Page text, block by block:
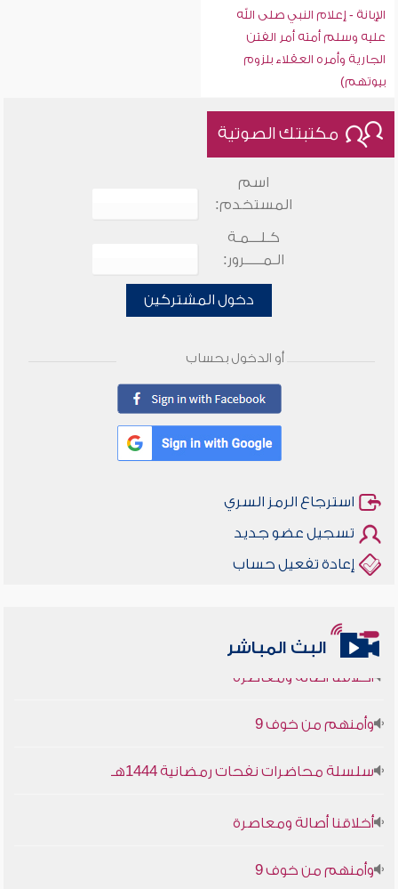
الإبانة - إعلام النبي صلى الله
عليه وسلم أمته أمر الفتن
الجارية وأمره العقلاء بلزوم
بيوتهم)
مكتبتك الصوتية
اسم
المستخدم:
كـلـــمـة
الـمـــــرور:
دخول المشتركين
أو الدخول بحساب
استرجاع الرمز السري
تسجيل عضو جديد
إعادة تفعيل حساب
البث المباشر
أخلاقنا أصالة ومعاصرة